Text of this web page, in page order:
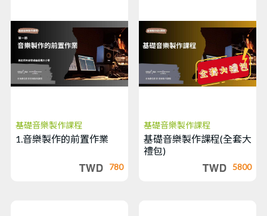
基礎音樂製作課程
1.音樂製作的前置作業
780
基礎音樂製作課程
基礎音樂製作課程(全套大
禮包)
5800